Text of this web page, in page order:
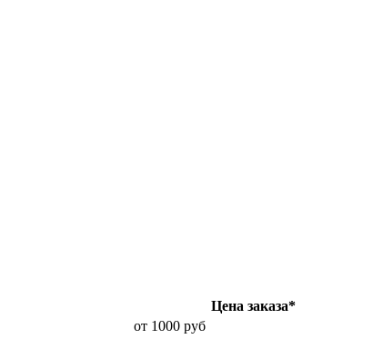
Цена заказа*
от 1000 руб